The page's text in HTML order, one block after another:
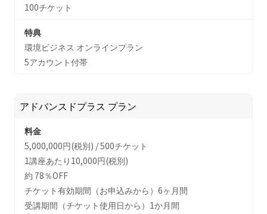
100チケット
特典
環境ビジネス オンラインプラン
5アカウント付帯
アドバンスドプラス プラン
料金
5,000,000円(税別) / 500チケット
1講座あたり10,000円(税別)
約 78％OFF
チケット有効期間（お申込みから）6ヶ月間
受講期間（チケット使用日から）1か月間